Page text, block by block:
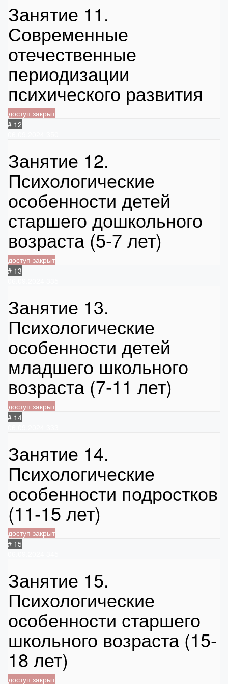
Занятие 11.
Современные
отечественные
периодизации
психического развития
доступ закрыт
# 12
Занятие 12.
Психологические
особенности детей
старшего дошкольного
возраста (5-7 лет)
доступ закрыт
# 13
Занятие 13.
Психологические
особенности детей
младшего школьного
возраста (7-11 лет)
доступ закрыт
# 14
Занятие 14.
Психологические
особенности подростков
(11-15 лет)
доступ закрыт
# 15
Занятие 15.
Психологические
особенности старшего
школьного возраста (15-
18 лет)
доступ закрыт